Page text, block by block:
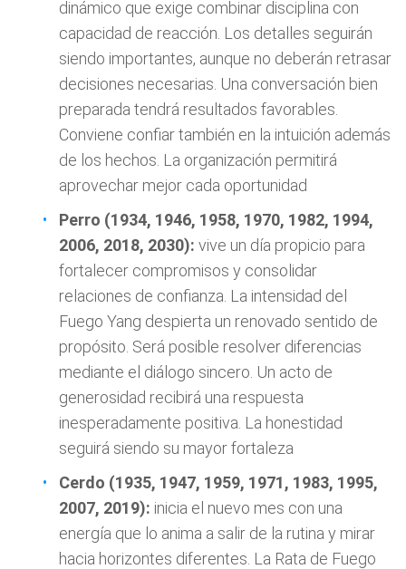
dinámico que exige combinar disciplina con
capacidad de reacción. Los detalles seguirán
siendo importantes, aunque no deberán retrasar
decisiones necesarias. Una conversación bien
preparada tendrá resultados favorables.
Conviene confiar también en la intuición además
de los hechos. La organización permitirá
aprovechar mejor cada oportunidad
Perro (1934, 1946, 1958, 1970, 1982, 1994,
2006, 2018, 2030): vive un día propicio para
fortalecer compromisos y consolidar
relaciones de confianza. La intensidad del
Fuego Yang despierta un renovado sentido de
propósito. Será posible resolver diferencias
mediante el diálogo sincero. Un acto de
generosidad recibirá una respuesta
inesperadamente positiva. La honestidad
seguirá siendo su mayor fortaleza
Cerdo (1935, 1947, 1959, 1971, 1983, 1995,
2007, 2019): inicia el nuevo mes con una
energía que lo anima a salir de la rutina y mirar
hacia horizontes diferentes. La Rata de Fuego